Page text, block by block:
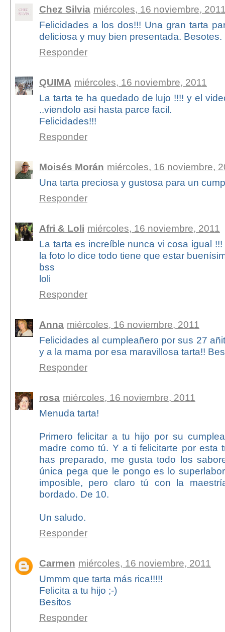
Chez Silvia miércoles, 16 noviembre,
Felicidades a los dos!!! Una gran tarta
deliciosa y muy bien presentada. Besotes.
Responder
QUIMA miércoles, 16 noviembre, 2011
La tarta te ha quedado de lujo !!!! y el
..viendolo asi hasta parce facil.
Felicidades!!!
Responder
Moisés Morán miércoles, 16 noviembre,
Una tarta preciosa y gustosa para un
Responder
Afri & Loli miércoles, 16 noviembre, 2011
La tarta es increíble nunca vi cosa igual
la foto lo dice todo tiene que estar
bss
loli
Responder
Anna miércoles, 16 noviembre, 2011
Felicidades al cumpleañero por sus 27
y a la mama por esa maravillosa tarta!!
Responder
rosa miércoles, 16 noviembre, 2011
Menuda tarta!
Primero felicitar a tu hijo por su
madre como tú. Y a ti felicitarte por esta
has preparado, me gusta todo los
única pega que le pongo es lo
imposible, pero claro tú con la
bordado. De 10.
Un saludo.
Responder
Carmen miércoles, 16 noviembre, 2011
Ummm que tarta más rica!!!!!
Felicita a tu hijo ;-)
Besitos
Responder